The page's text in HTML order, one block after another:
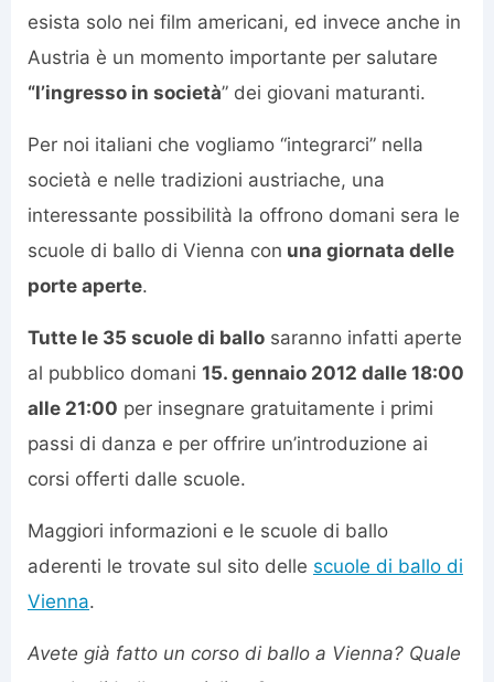
esista solo nei film americani, ed invece anche in
Austria è un momento importante per salutare
“l’ingresso in società” dei giovani maturanti.
Per noi italiani che vogliamo “integrarci” nella
società e nelle tradizioni austriache, una
interessante possibilità la offrono domani sera le
scuole di ballo di Vienna con una giornata delle
porte aperte.
Tutte le 35 scuole di ballo saranno infatti aperte
al pubblico domani 15. gennaio 2012 dalle 18:00
alle 21:00 per insegnare gratuitamente i primi
passi di danza e per offrire un’introduzione ai
corsi offerti dalle scuole.
Maggiori informazioni e le scuole di ballo
aderenti le trovate sul sito delle scuole di ballo di
Vienna.
Avete già fatto un corso di ballo a Vienna? Quale